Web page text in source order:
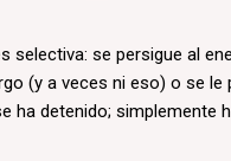
selectiva: se persigue al
(y a veces ni eso) o se
ha detenido; simplemente